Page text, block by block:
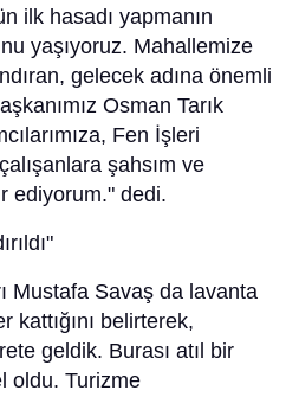
ilk hasadı yapmanın
yaşıyoruz. Mahallemize
gelecek adına önemli
Osman Tarık
Fen İşleri
şahsım ve
ediyorum." dedi.
Mustafa Savaş da lavanta
kattığını belirterek,
geldik. Burası atıl bir
oldu. Turizme